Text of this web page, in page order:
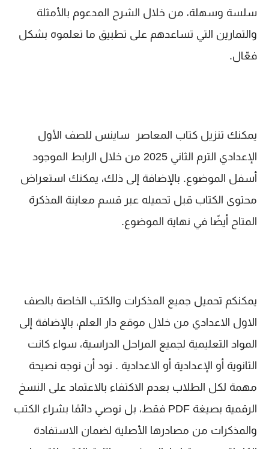
سلسة وسهلة، من خلال الشرح المدعوم بالأمثلة
والتمارين التي تساعدهم على تطبيق ما تعلموه بشكل
فعّال.
يمكنك تنزيل كتاب المعاصر ساينس للصف الأول
الإعدادي الترم الثاني 2025 من خلال الرابط الموجود
أسفل الموضوع. بالإضافة إلى ذلك، يمكنك استعراض
محتوى الكتاب قبل تحميله عبر قسم معاينة المذكرة
المتاح أيضًا في نهاية الموضوع.
يمكنكم تحميل جميع المذكرات والكتب الخاصة بالصف
الاول الاعدادي من خلال موقع دار العلم، بالإضافة إلى
المواد التعليمية لجميع المراحل الدراسية، سواء كانت
الثانوية أو الإعدادية أو الاعدادية . نود أن نوجه نصيحة
مهمة لكل الطلاب بعدم الاكتفاء بالاعتماد على النسخ
الرقمية بصيغة PDF فقط، بل نوصي دائمًا بشراء الكتب
والمذكرات من مصادرها الأصلية لضمان الاستفادة